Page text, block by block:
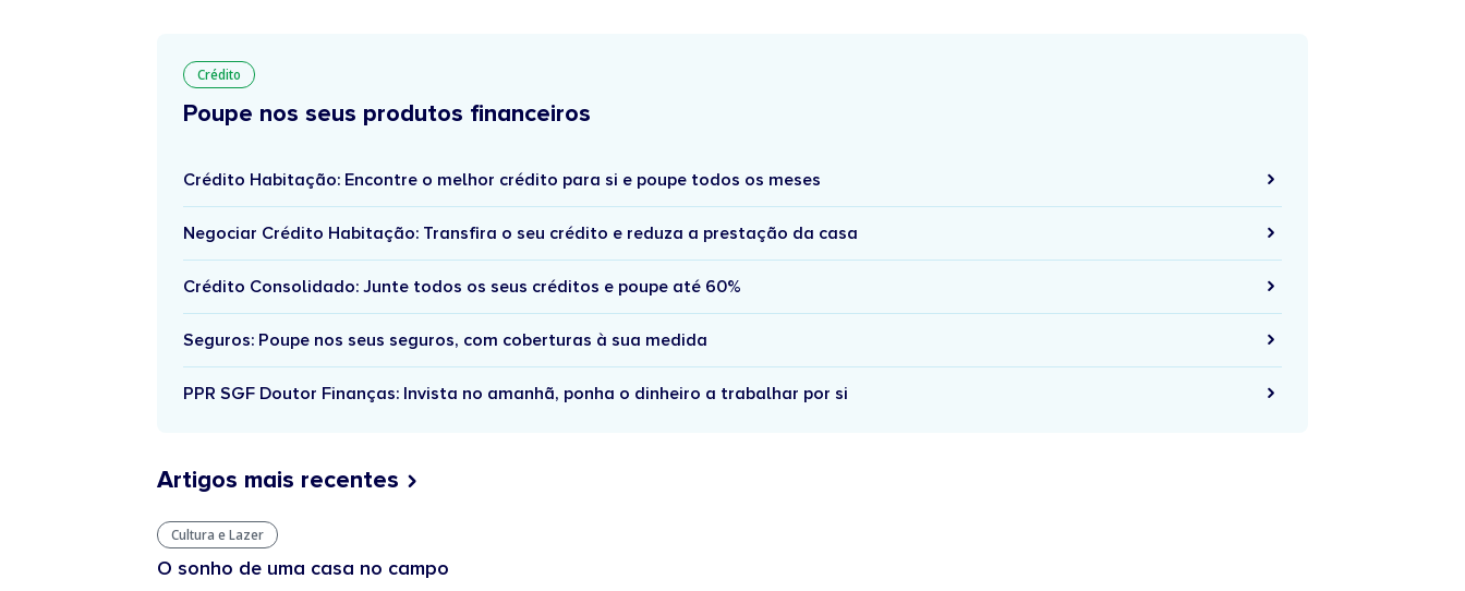
Crédito
Poupe nos seus produtos financeiros
Crédito Habitação: Encontre o melhor crédito para si e poupe todos os meses
Negociar Crédito Habitação: Transfira o seu crédito e reduza a prestação da casa
Crédito Consolidado: Junte todos os seus créditos e poupe até 60%
Seguros: Poupe nos seus seguros, com coberturas à sua medida
PPR SGF Doutor Finanças: Invista no amanhã, ponha o dinheiro a trabalhar por si
Artigos mais recentes
Cultura e Lazer
O sonho de uma casa no campo